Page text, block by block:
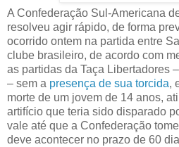
A Confederação Sul-Americana
resolveu agir rápido, de forma
ocorrido ontem na partida entre
clube brasileiro, de acordo com
as partidas da Taça Libertadores
– sem a presença de sua torcida,
morte de um jovem de 14 anos,
artifício que teria sido disparado
vale até que a Confederação
deve acontecer no prazo de 60